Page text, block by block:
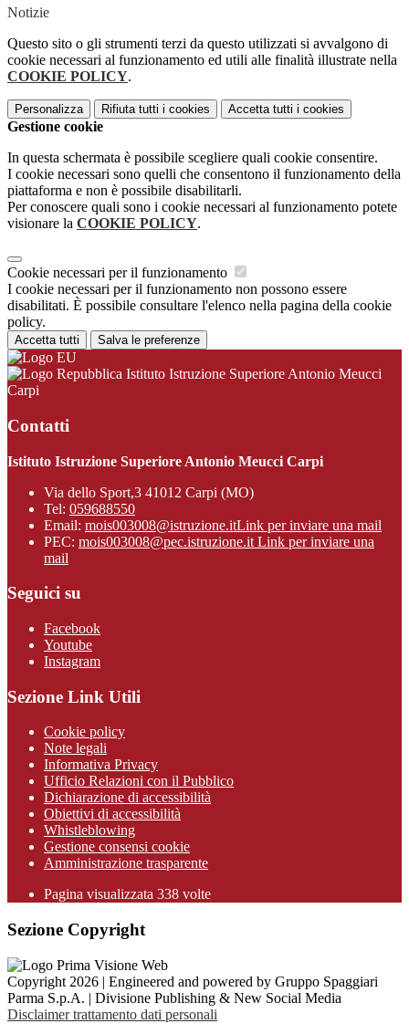
Notizie
Questo sito o gli strumenti terzi da questo utilizzati si avvalgono di
cookie necessari al funzionamento ed utili alle finalità illustrate nella
COOKIE POLICY.
Personalizza Rifiuta tutti i cookies Accetta tutti i cookies
Gestione cookie
In questa schermata è possibile scegliere quali cookie consentire.
I cookie necessari sono quelli che consentono il funzionamento della
piattaforma e non è possibile disabilitarli.
Per conoscere quali sono i cookie necessari al funzionamento potete
visionare la COOKIE POLICY.
Cookie necessari per il funzionamento
I cookie necessari per il funzionamento non possono essere
disabilitati. È possibile consultare l'elenco nella pagina della cookie
policy.
Accetta tutti Salva le preferenze
Istituto Istruzione Superiore Antonio Meucci
Carpi
Contatti
Istituto Istruzione Superiore Antonio Meucci Carpi
Via dello Sport,3 41012 Carpi (MO)
Tel: 059688550
Email: mois003008@istruzione.itLink per inviare una mail
PEC: mois003008@pec.istruzione.it Link per inviare una
mail
Seguici su
Facebook
Youtube
Instagram
Sezione Link Utili
Cookie policy
Note legali
Informativa Privacy
Ufficio Relazioni con il Pubblico
Dichiarazione di accessibilità
Obiettivi di accessibilità
Whistleblowing
Gestione consensi cookie
Amministrazione trasparente
Pagina visualizzata 338 volte
Sezione Copyright
Copyright 2026 | Engineered and powered by Gruppo Spaggiari
Parma S.p.A. | Divisione Publishing & New Social Media
Disclaimer trattamento dati personali